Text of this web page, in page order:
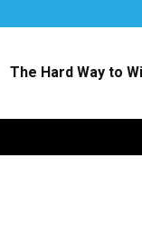
The Hard Way to